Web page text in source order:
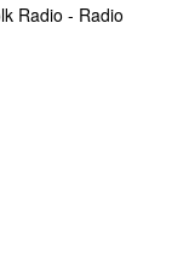
Radio - Radio